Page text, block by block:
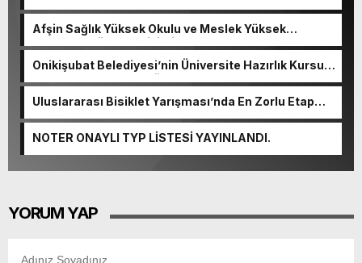
Afşin Sağlık Yüksek Okulu ve Meslek Yüksek
Okulunda görev değişimi!
Onikişubat Belediyesi’nin Üniversite Hazırlık Kursu
başvurularında son gün 7 Ağustos.
Uluslararası Bisiklet Yarışması’nda En Zorlu Etap
NOTER ONAYLI TYP LİSTESİ YAYINLANDI.
YORUM YAP